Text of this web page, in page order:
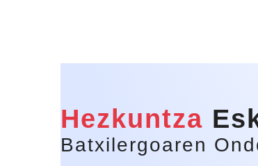
Hezkuntza
Batxilergoaren